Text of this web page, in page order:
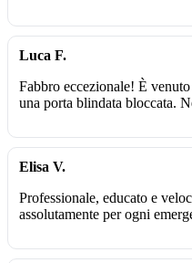
Luca F.
Fabbro eccezionale! È
una porta blindata bloccata.
Elisa V.
Professionale, educato e
assolutamente per ogni